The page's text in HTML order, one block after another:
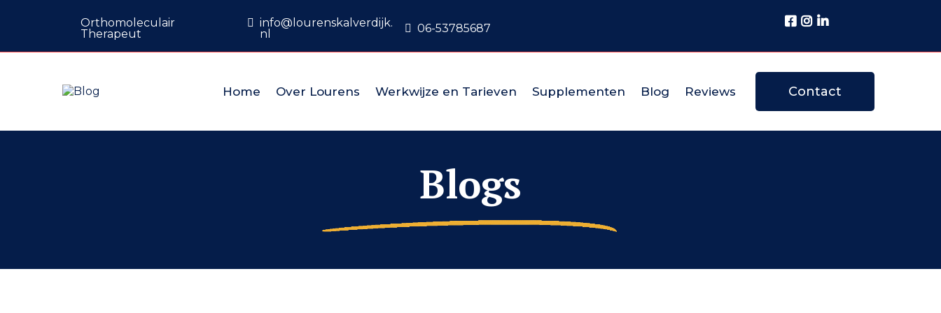
Orthomoleculair
Therapeut
info@lourenskalverdijk.
nl
06-53785687
Home Over Lourens Werkwijze en Tarieven Supplementen Blog Reviews Contact
Blogs